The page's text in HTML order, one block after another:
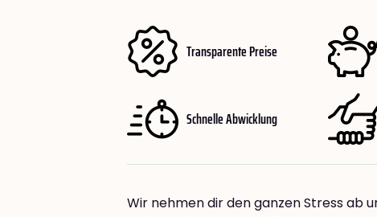
Transparente Preise
Schnelle Abwicklung
Wir nehmen dir den ganzen Stress ab